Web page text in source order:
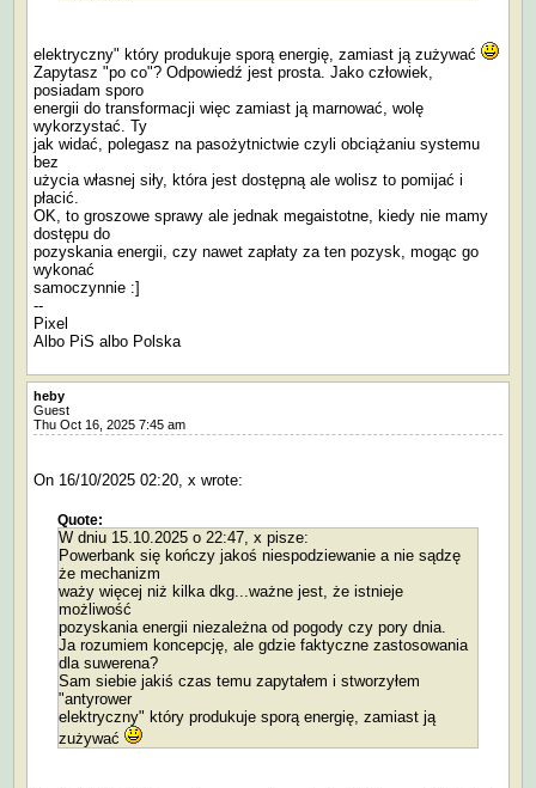
elektryczny" który produkuje sporą energię, zamiast ją zużywać
Zapytasz "po co"? Odpowiedź jest prosta. Jako człowiek,
posiadam sporo
energii do transformacji więc zamiast ją marnować, wolę
wykorzystać. Ty
jak widać, polegasz na pasożytnictwie czyli obciążaniu systemu
bez
użycia własnej siły, która jest dostępną ale wolisz to pomijać i
płacić.
OK, to groszowe sprawy ale jednak megaistotne, kiedy nie mamy
dostępu do
pozyskania energii, czy nawet zapłaty za ten pozysk, mogąc go
wykonać
samoczynnie :]
--
Pixel
Albo PiS albo Polska
heby
Guest
Thu Oct 16, 2025 7:45 am
On 16/10/2025 02:20, x wrote:
Quote:
W dniu 15.10.2025 o 22:47, x pisze:
Powerbank się kończy jakoś niespodziewanie a nie sądzę
że mechanizm
waży więcej niż kilka dkg...ważne jest, że istnieje
możliwość
pozyskania energii niezależna od pogody czy pory dnia.
Ja rozumiem koncepcję, ale gdzie faktyczne zastosowania
dla suwerena?
Sam siebie jakiś czas temu zapytałem i stworzyłem
"antyrower
elektryczny" który produkuje sporą energię, zamiast ją
zużywać